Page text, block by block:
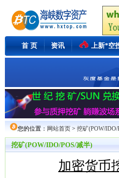
首 页 资讯 上新*空
您的位置： 网站首页 > 挖矿(POW/IDO/
挖矿(POW/IDO/POS/减半)
加密货币